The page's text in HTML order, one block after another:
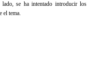
lado, se ha intentado introducir los
el tema.